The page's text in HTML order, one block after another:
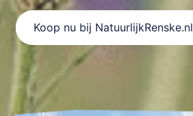
Koop nu bij NatuurlijkRenske.nl